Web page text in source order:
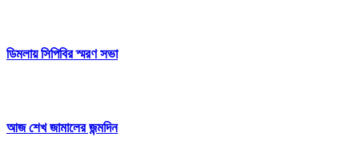
ডিমলায় সিপিবির স্মরণ সভা
আজ শেখ জামালের জন্মদিন